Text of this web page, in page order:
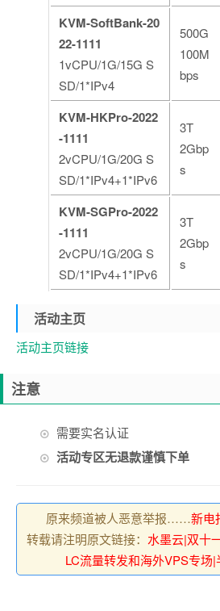
KVM-SoftBank-20
22-1111
1vCPU/1G/15G S
SD/1*IPv4
500G
100M
bps
KVM-HKPro-2022
-1111
2vCPU/1G/20G S
SD/1*IPv4+1*IPv6
3T
2Gbp
s
KVM-SGPro-2022
-1111
2vCPU/1G/20G S
SD/1*IPv4+1*IPv6
3T
2Gbp
s
活动主页
活动主页链接
注意
需要实名认证
活动专区无退款谨慎下单
原来频道被人恶意举报……新电
转载请注明原文链接： 水墨云|双十
LC流量转发和海外VPS专场